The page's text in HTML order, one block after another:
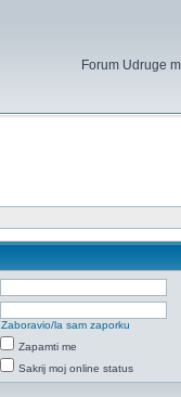
Forum Udruge
Zaboravio/la sam zaporku
Zapamti me
Sakrij moj online status